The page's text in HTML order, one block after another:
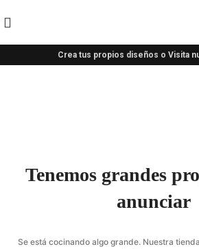
Crea tus propios diseños o Visita
Tenemos grandes
anunciar
Se está cocinando algo grande. Nuestra